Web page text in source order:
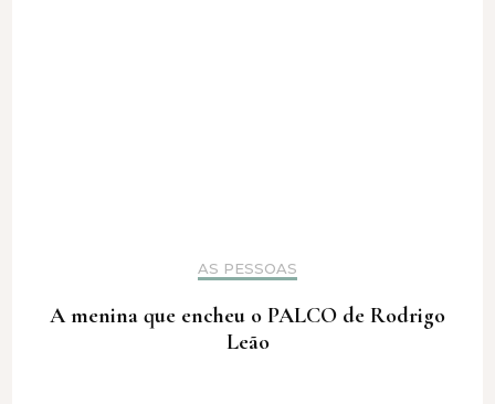
AS PESSOAS
A menina que encheu o PALCO de Rodrigo
Leão